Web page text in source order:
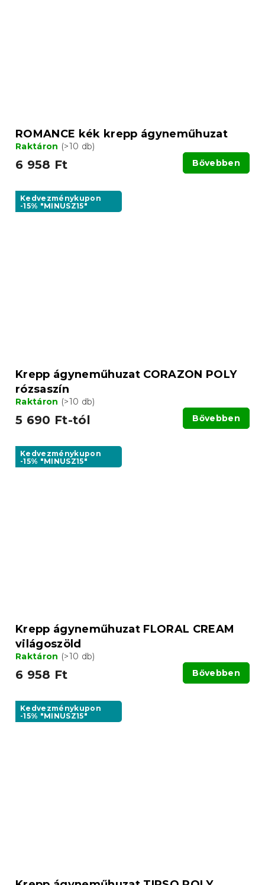
ROMANCE kék krepp ágyneműhuzat
Raktáron (>10 db)
6 958 Ft Bővebben
Kedvezménykupon
-15% "MINUSZ15"
Krepp ágyneműhuzat CORAZON POLY
rózsaszín
Raktáron (>10 db)
5 690 Ft-tól Bővebben
Kedvezménykupon
-15% "MINUSZ15"
Krepp ágyneműhuzat FLORAL CREAM
világoszöld
Raktáron (>10 db)
6 958 Ft Bővebben
Kedvezménykupon
-15% "MINUSZ15"